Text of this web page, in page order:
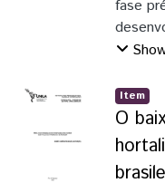
fase
infantil
Item
O